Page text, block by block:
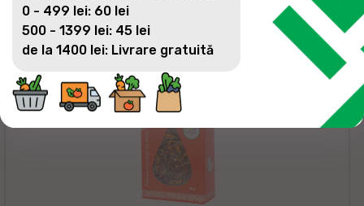
0 - 499 lei: 60 lei
500 - 1399 lei: 45 lei
de la 1400 lei: Livrare gratuită